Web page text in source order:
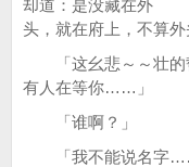
却道：是没藏在外
头，就在府上，不算
「这幺悲～～壮的
有人在等你……」
「谁啊？」
「我不能说名字